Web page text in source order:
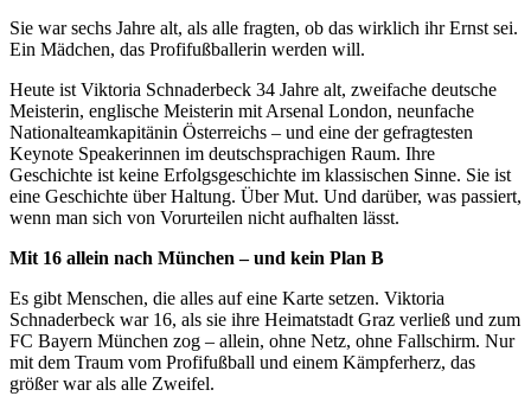
Sie war sechs Jahre alt, als alle fragten, ob das wirklich ihr Ernst sei.
Ein Mädchen, das Profifußballerin werden will.
Heute ist Viktoria Schnaderbeck 34 Jahre alt, zweifache deutsche
Meisterin, englische Meisterin mit Arsenal London, neunfache
Nationalteamkapitänin Österreichs – und eine der gefragtesten
Keynote Speakerinnen im deutschsprachigen Raum. Ihre
Geschichte ist keine Erfolgsgeschichte im klassischen Sinne. Sie ist
eine Geschichte über Haltung. Über Mut. Und darüber, was passiert,
wenn man sich von Vorurteilen nicht aufhalten lässt.
Mit 16 allein nach München – und kein Plan B
Es gibt Menschen, die alles auf eine Karte setzen. Viktoria
Schnaderbeck war 16, als sie ihre Heimatstadt Graz verließ und zum
FC Bayern München zog – allein, ohne Netz, ohne Fallschirm. Nur
mit dem Traum vom Profifußball und einem Kämpferherz, das
größer war als alle Zweifel.